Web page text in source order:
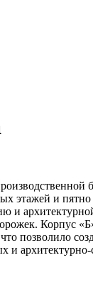
и
и
позволило